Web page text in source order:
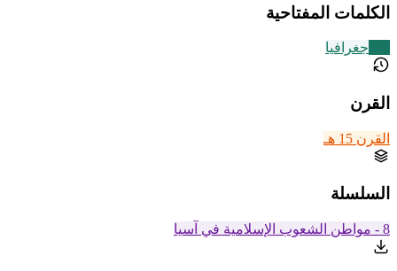
الكلمات المفتاحية
جغرافيا
القرن
القرن 15 هـ
السلسلة
8 - مواطن الشعوب الإسلامية في آسيا